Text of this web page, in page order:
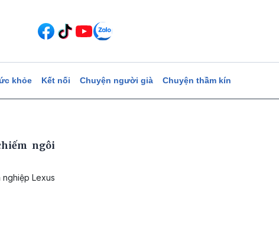
khỏe Kết nối Chuyện người già Chuyện thầm kín
ngôi
Lexus